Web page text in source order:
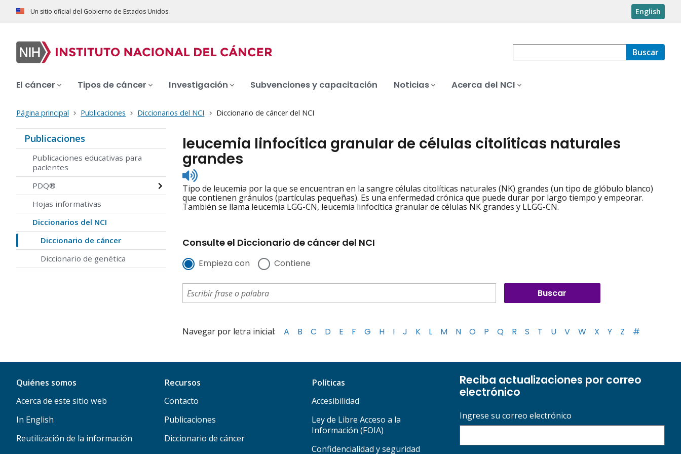
Un sitio oficial del Gobierno de Estados Unidos English
Buscar
El cáncer Tipos de cáncer Investigación Subvenciones y capacitación Noticias Acerca del NCI
Página principal Publicaciones Diccionarios del NCI Diccionario de cáncer del NCI
Publicaciones
Publicaciones educativas para
pacientes
PDQ®
Hojas informativas
Diccionarios del NCI
Diccionario de cáncer
Diccionario de genética
leucemia linfocítica granular de células citolíticas naturales
grandes
Listen
to
pronunciation
Tipo de leucemia por la que se encuentran en la sangre células citolíticas naturales (NK) grandes (un tipo de glóbulo blanco)
que contienen gránulos (partículas pequeñas). Es una enfermedad crónica que puede durar por largo tiempo y empeorar.
También se llama leucemia LGG-CN, leucemia linfocítica granular de células NK grandes y LLGG-CN.
Consulte el Diccionario de cáncer del NCI
Empieza con Contiene
Navegar por letra inicial: A B C D E F G H I J K L M N O P Q R S T U V W X Y Z #
Quiénes somos
Acerca de este sitio web
In English
Reutilización de la información
Recursos
Contacto
Publicaciones
Diccionario de cáncer
Políticas
Accesibilidad
Ley de Libre Acceso a la
Información (FOIA)
Confidencialidad y seguridad
Reciba actualizaciones por correo
electrónico
Ingrese su correo electrónico